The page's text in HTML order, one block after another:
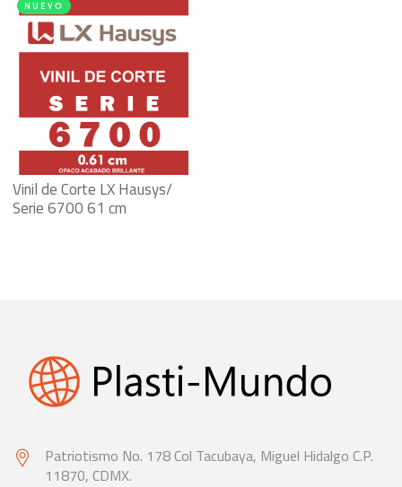
NUEVO
Vinil de Corte LX Hausys/
Serie 6700 61 cm
Patriotismo No. 178 Col Tacubaya, Miguel Hidalgo C.P.
11870, CDMX.